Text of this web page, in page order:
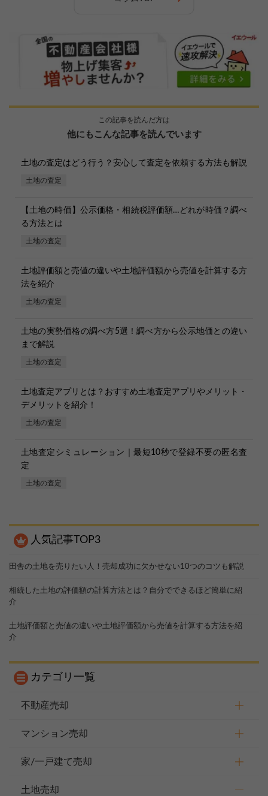
この記事を読んだ方は
他にもこんな記事を読んでいます
土地の査定はどう行う？安心して査定を依頼する方法も解説
土地の査定
【土地の時価】公示価格・相続税評価額…どれが時価？調べ
る方法とは
土地の査定
土地評価額と売値の違いや土地評価額から売値を計算する方
法を紹介
土地の査定
土地の実勢価格の調べ方5選！調べ方から公示地価との違い
まで解説
土地の査定
土地査定アプリとは？おすすめ土地査定アプリやメリット・
デメリットを紹介！
土地の査定
土地査定シミュレーション｜最短10秒で登録不要の匿名査
定
土地の査定
人気記事TOP3
田舎の土地を売りたい人！売却成功に欠かせない10つのコツも解説
相続した土地の評価額の計算方法とは？自分でできるほど簡単に紹
介
土地評価額と売値の違いや土地評価額から売値を計算する方法を紹
介
カテゴリ一覧
不動産売却
マンション売却
家/一戸建て売却
土地売却